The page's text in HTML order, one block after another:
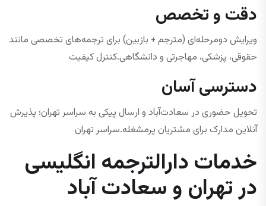
دقت و تخصص
ویرایش دومرحله‌ای (مترجم + بازبین) برای ترجمه‌های تخصصی مانند
حقوقی، پزشکی، مهاجرتی و دانشگاهی.کنترل کیفیت
دسترسی آسان
تحویل حضوری در سعادت‌آباد و ارسال پیکی به سراسر تهران؛ پذیرش
آنلاین مدارک برای مشتریان پرمشغله.سراسر تهران
خدمات دارالترجمه انگلیسی
در تهران و سعادت آباد